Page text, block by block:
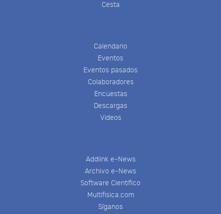
Cesta
Calendario
Eventos
Eventos pasados
Colaboradores
Encuestas
Descargas
Videos
Addlink e-News
Archivo e-News
Software Científico
Multifisica.com
Síganos